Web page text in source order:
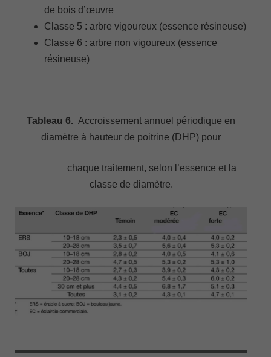
de bois d’œuvre
Classe 5 : arbre vigoureux (essence résineuse)
Classe 6 : arbre non vigoureux (essence
résineuse)
Tableau 6. Accroissement annuel périodique en
diamètre à hauteur de poitrine (DHP) pour
chaque traitement, selon l’essence et la
classe de diamètre.